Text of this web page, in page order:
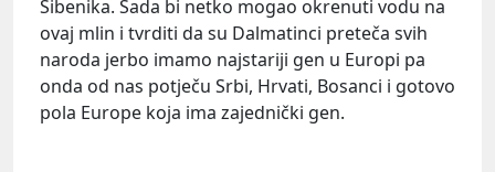
Šibenika. Sada bi netko mogao okrenuti vodu na
ovaj mlin i tvrditi da su Dalmatinci preteča svih
naroda jerbo imamo najstariji gen u Europi pa
onda od nas potječu Srbi, Hrvati, Bosanci i gotovo
pola Europe koja ima zajednički gen.